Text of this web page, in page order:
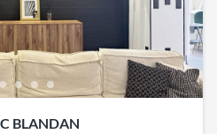
BLANDAN